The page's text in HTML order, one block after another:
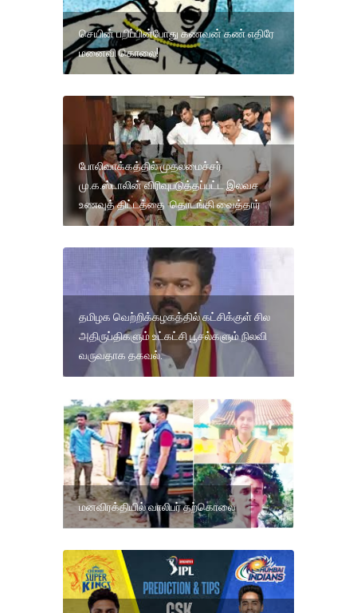
செயின் பறிப்பின்போது கணவன் கண் எதிரே
மனைவி கொலை!
போலிவாக்கத்தில் முதலமைச்சர்
மு.க.ஸ்டாலின் விரிவுபடுத்தப்பட்ட இலவச
உணவுத் திட்டத்தை தொடங்கி வைத்தார்
தமிழக வெற்றிக்கழகத்தில் கட்சிக்குள் சில
அதிருப்திகளும் உட்கட்சி பூசல்களும் நிலவி
வருவதாக தகவல்.
மனவிரக்தியில் வாலிபர் தற்கொலை